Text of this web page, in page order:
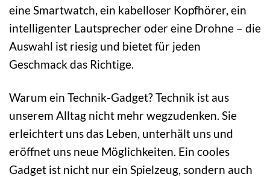
eine Smartwatch, ein kabelloser Kopfhörer, ein
intelligenter Lautsprecher oder eine Drohne – die
Auswahl ist riesig und bietet für jeden
Geschmack das Richtige.
Warum ein Technik-Gadget? Technik ist aus
unserem Alltag nicht mehr wegzudenken. Sie
erleichtert uns das Leben, unterhält uns und
eröffnet uns neue Möglichkeiten. Ein cooles
Gadget ist nicht nur ein Spielzeug, sondern auch